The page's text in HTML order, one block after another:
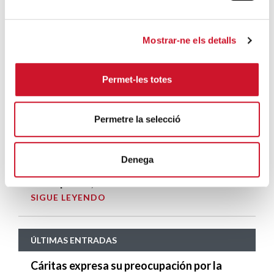
Mostrar-ne els detalls
Permet-les totes
Permetre la selecció
Denega
SIGUE LEYENDO
SIGUE LEYENDO
¿Han sabido los sindicatos españoles
adaptarse a la precariedad laboral?
El despertar, la fase final de la crisis
SIGUE LEYENDO
ÚLTIMAS ENTRADAS
Cáritas expresa su preocupación por la